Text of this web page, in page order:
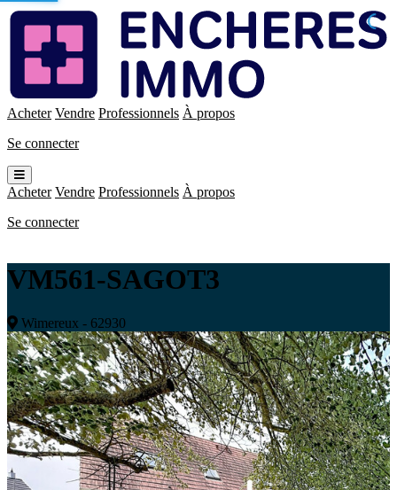
Enchères
Immo
Acheter Vendre Professionnels À propos
Se connecter
Ouvrir
le
menu
Acheter Vendre Professionnels À propos
Se connecter
VM561-SAGOT3
Wimereux - 62930